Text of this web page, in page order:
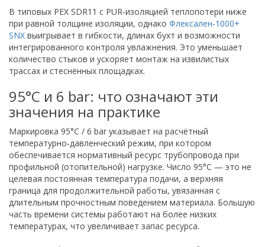
В типовых PEX SDR11 с PUR‑изоляцией теплопотери ниже
при равной толщине изоляции, однако Флексален‑1000+
SNX выигрывает в гибкости, длинах бухт и возможности
интегрированного контроля увлажнения. Это уменьшает
количество стыков и ускоряет монтаж на извилистых
трассах и стеснённых площадках.
95°C и 6 bar: что означают эти
значения на практике
Маркировка 95°C / 6 bar указывает на расчётный
температурно‑давленческий режим, при котором
обеспечивается нормативный ресурс трубопровода при
профильной (отопительной) нагрузке. Число 95°C — это не
целевая постоянная температура подачи, а верхняя
граница для продолжительной работы, увязанная с
длительным прочностным поведением материала. Большую
часть времени системы работают на более низких
температурах, что увеличивает запас ресурса.